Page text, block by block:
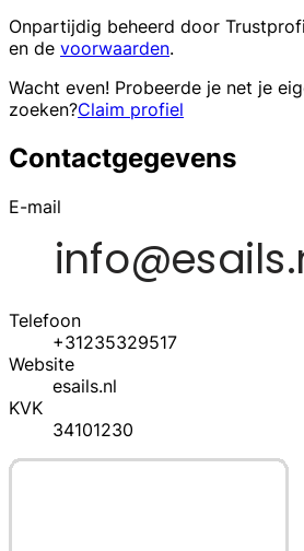
Onpartijdig beheerd door
en de voorwaarden.
Wacht even! Probeerde je net je
zoeken?Claim profiel
Contactgegevens
E-mail
Telefoon
+31235329517
Website
esails.nl
KVK
34101230